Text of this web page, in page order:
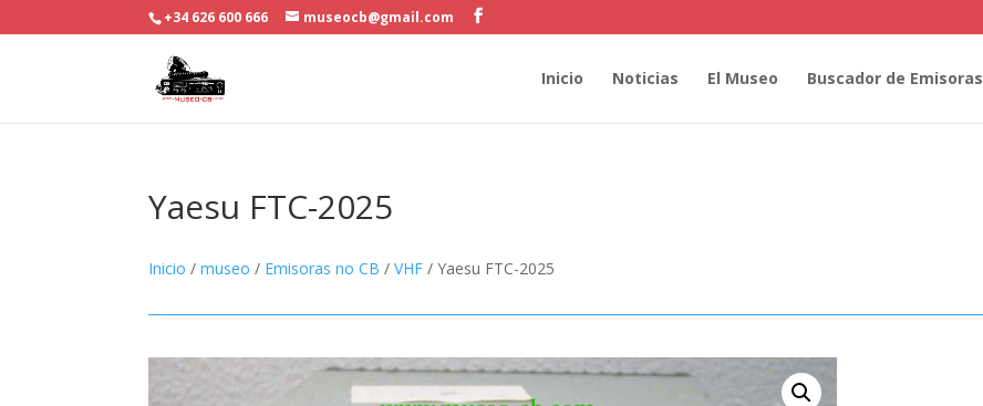
+34 626 600 666 museocb@gmail.com
Inicio Noticias El Museo Buscador de Emisoras
Yaesu FTC-2025
Inicio /museo / Emisoras no CB /VHF / Yaesu FTC-2025